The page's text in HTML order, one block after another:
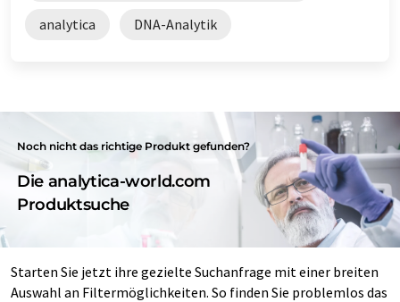
analytica DNA-Analytik
Noch nicht das richtige Produkt gefunden?
Die analytica-world.com
Produktsuche
Starten Sie jetzt ihre gezielte Suchanfrage mit einer breiten
Auswahl an Filtermöglichkeiten. So finden Sie problemlos das